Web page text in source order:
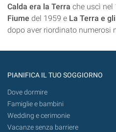
Calda era la Terra che uscì nel
Fiume del 1959 e La Terra e
dopo aver riordinato numerosi
PIANIFICA IL TUO SOGGIORNO
Dove dormire
Famiglie e bambini
Wedding e cerimonie
Vacanze senza barriere